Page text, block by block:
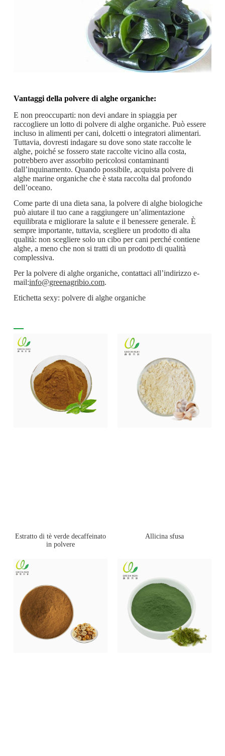
Vantaggi della polvere di alghe organiche:
E non preoccuparti: non devi andare in spiaggia per
raccogliere un lotto di polvere di alghe organiche. Può essere
incluso in alimenti per cani, dolcetti o integratori alimentari.
Tuttavia, dovresti indagare su dove sono state raccolte le
alghe, poiché se fossero state raccolte vicino alla costa,
potrebbero aver assorbito pericolosi contaminanti
dall’inquinamento. Quando possibile, acquista polvere di
alghe marine organiche che è stata raccolta dal profondo
dell’oceano.
Come parte di una dieta sana, la polvere di alghe biologiche
può aiutare il tuo cane a raggiungere un’alimentazione
equilibrata e migliorare la salute e il benessere generale. È
sempre importante, tuttavia, scegliere un prodotto di alta
qualità: non scegliere solo un cibo per cani perché contiene
alghe, a meno che non si tratti di un prodotto di qualità
complessiva.
Per la polvere di alghe organiche, contattaci all’indirizzo e-
mail:info@greenagribio.com.
Etichetta sexy: polvere di alghe organiche
Estratto di tè verde decaffeinato
in polvere
Allicina sfusa